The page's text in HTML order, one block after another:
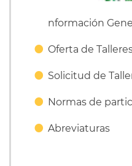
nformación
Oferta de
Solicitud de
Normas de
Abreviaturas